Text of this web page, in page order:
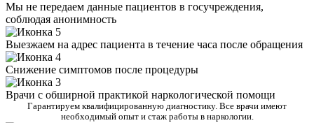
Мы не передаем данные пациентов в госучреждения,
соблюдая анонимность
Выезжаем на адрес пациента в течение часа после обращения
Снижение симптомов после процедуры
Врачи с обширной практикой наркологической помощи
Гарантируем квалифицированную диагностику. Все врачи имеют
необходимый опыт и стаж работы в наркологии.